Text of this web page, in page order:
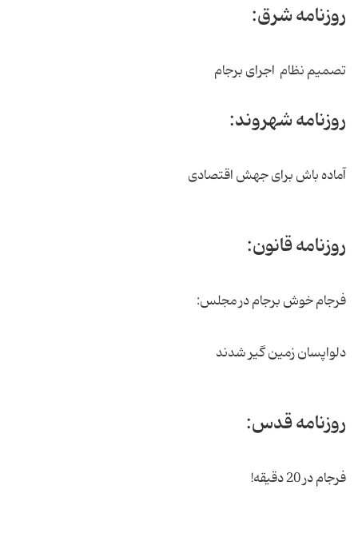
روزنامه شرق:
تصمیم نظام اجرای برجام
روزنامه شهروند:
آماده باش برای جهش اقتصادی
روزنامه قانون:
فرجام خوش برجام در مجلس:
دلواپسان زمین گیر شدند
روزنامه قدس:
فرجام در 20 دقیقه!